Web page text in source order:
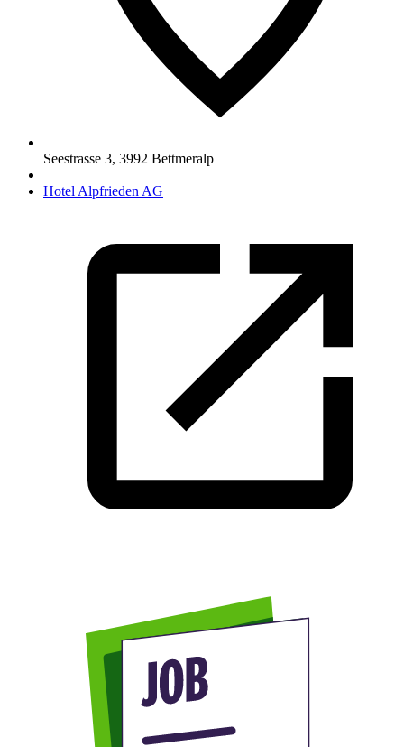
Seestrasse 3, 3992 Bettmeralp
Hotel Alpfrieden AG